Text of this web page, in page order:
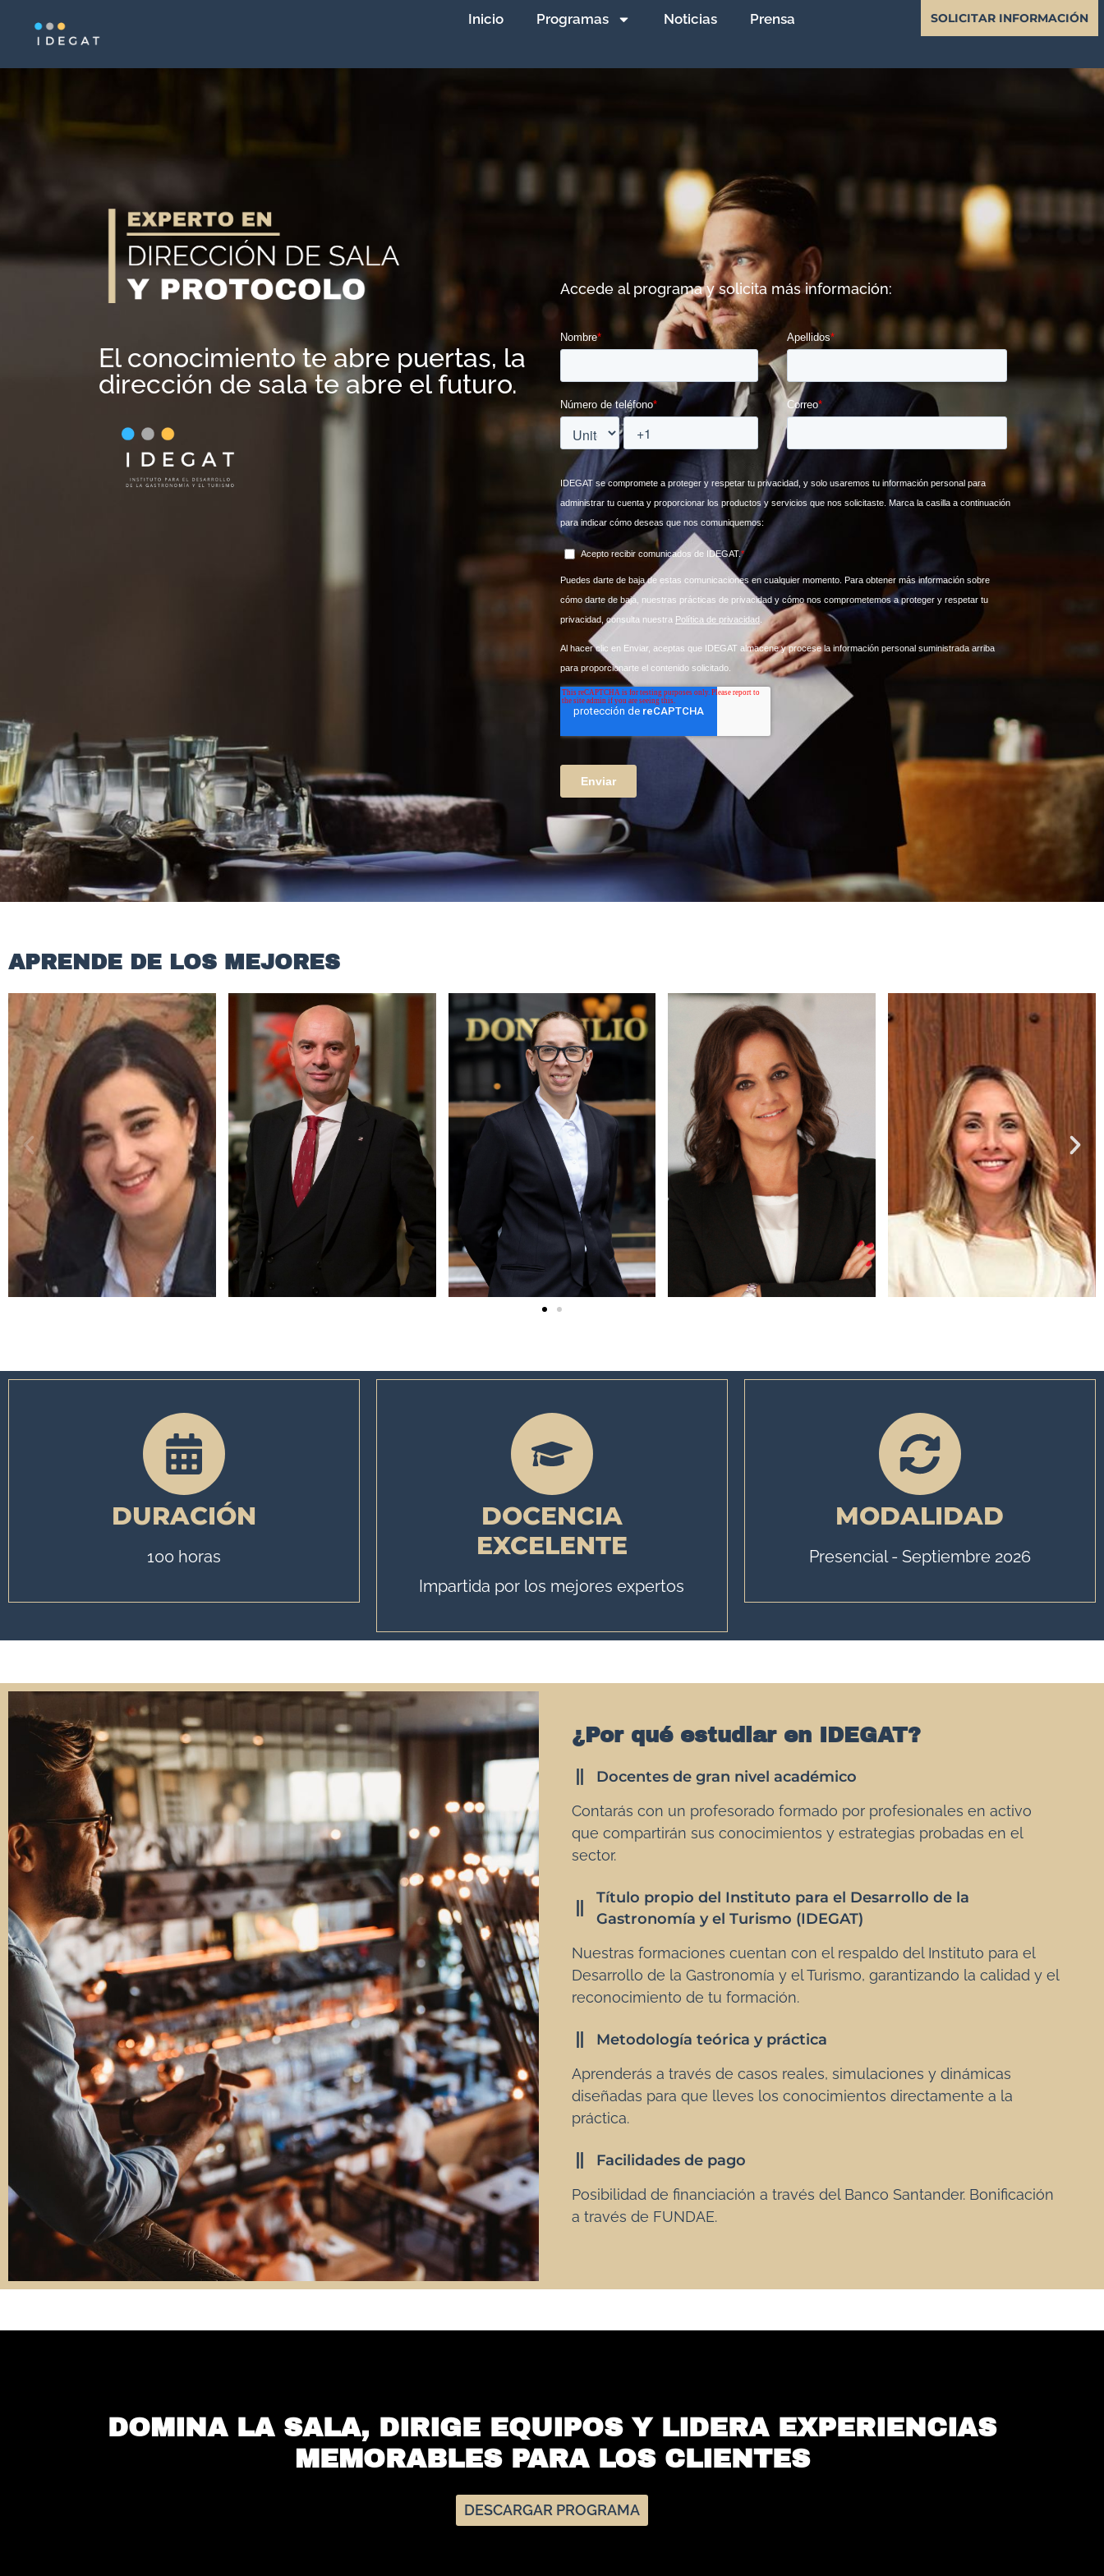
Inicio Programas Noticias Prensa SOLICITAR INFORMACIÓN
El conocimiento te abre puertas, la
dirección de sala te abre el futuro.
Accede al programa y solicita más información:
APRENDE DE LOS MEJORES
DURACIÓN
100 horas
DOCENCIA
EXCELENTE
Impartida por los mejores expertos
MODALIDAD
Presencial - Septiembre 2026
¿Por qué estudiar en IDEGAT?
Docentes de gran nivel académico
Contarás con un profesorado formado por profesionales en activo
que compartirán sus conocimientos y estrategias probadas en el
sector.
Título propio del Instituto para el Desarrollo de la
Gastronomía y el Turismo (IDEGAT)
Nuestras formaciones cuentan con el respaldo del Instituto para el
Desarrollo de la Gastronomía y el Turismo, garantizando la calidad y el
reconocimiento de tu formación.
Metodología teórica y práctica
Aprenderás a través de casos reales, simulaciones y dinámicas
diseñadas para que lleves los conocimientos directamente a la
práctica.
Facilidades de pago
Posibilidad de financiación a través del Banco Santander. Bonificación
a través de FUNDAE.
DOMINA LA SALA, DIRIGE EQUIPOS Y LIDERA EXPERIENCIAS
MEMORABLES PARA LOS CLIENTES
DESCARGAR PROGRAMA